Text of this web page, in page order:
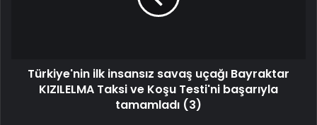
Türkiye'nin ilk insansız savaş uçağı Bayraktar
KIZILELMA Taksi ve Koşu Testi'ni başarıyla
tamamladı (3)